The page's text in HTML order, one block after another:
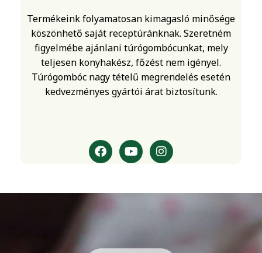
Termékeink folyamatosan kimagasló minősége
köszönhető saját receptúránknak. Szeretném
figyelmébe ajánlani túrógombócunkat, mely
teljesen konyhakész, főzést nem igényel.
Túrógombóc nagy tételű megrendelés esetén
kedvezményes gyártói árat biztosítunk.